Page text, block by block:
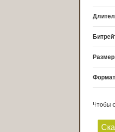
Размер
Чтобы